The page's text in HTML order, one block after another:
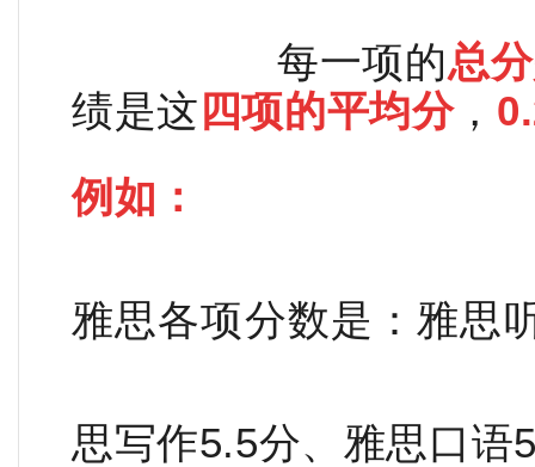
每一项的总
绩是这 四项的平均分，
例如：
雅思各项分数是：雅思
思写作5.5分、雅思口语